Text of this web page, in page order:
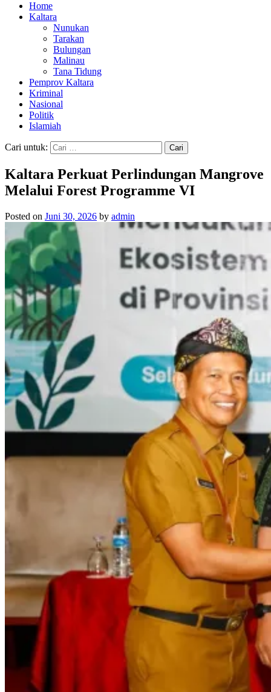
Home
Kaltara
Nunukan
Tarakan
Bulungan
Malinau
Tana Tidung
Pemprov Kaltara
Kriminal
Nasional
Politik
Islamiah
Cari untuk:
Kaltara Perkuat Perlindungan Mangrove
Melalui Forest Programme VI
Posted on Juni 30, 2026 by admin